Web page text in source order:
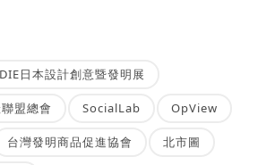
日本設計創意暨發明展
盟總會 SocialLab OpView
台灣發明商品促進協會 北市圖